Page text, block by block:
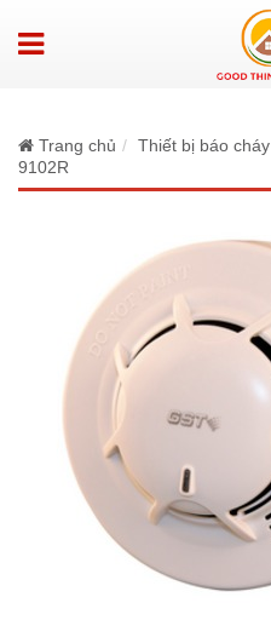
Trang chủ Thiết bị báo cháy
9102R